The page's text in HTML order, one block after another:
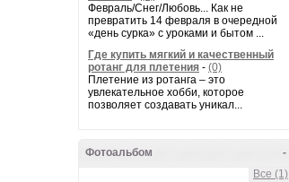
Февраль/Снег/Любовь... Как не
превратить 14 февраля в очередной
«день сурка» с уроками и бытом ...
Где купить мягкий и качественный
ротанг для плетения - (0)
Плетение из ротанга – это
увлекательное хобби, которое
позволяет создавать уникал...
-
Фотоальбом
Все (1)